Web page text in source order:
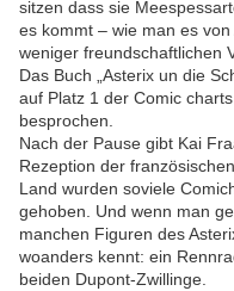
sitzen dass sie
es kommt – wie man es
weniger freundschaftlichen
Das Buch „Asterix un die
auf Platz 1 der Comic
besprochen.
Nach der Pause gibt Kai
Rezeption der
Land wurden soviele
gehoben. Und wenn man
manchen Figuren des
woanders kennt: ein
beiden Dupont-Zwillinge.